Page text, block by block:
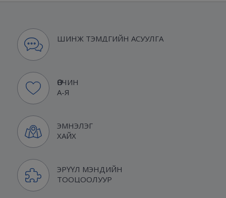
ШИНЖ ТЭМДГИЙН АСУУЛГА
ӨВЧИН
А-Я
ЭМНЭЛЭГ
ХАЙХ
ЭРҮҮЛ МЭНДИЙН
ТООЦООЛУУР